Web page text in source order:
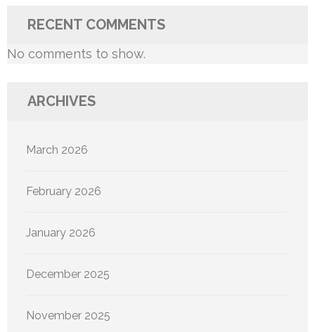
RECENT COMMENTS
No comments to show.
ARCHIVES
March 2026
February 2026
January 2026
December 2025
November 2025